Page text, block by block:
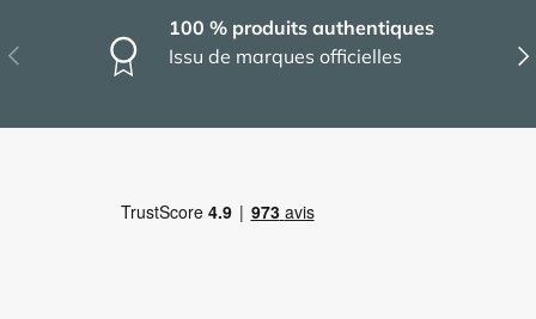
Précédent
100 % produits authentiques
Issu de marques officielles